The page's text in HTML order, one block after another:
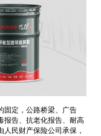
固定，公路桥梁、广告
报告、抗老化报告、耐高
民财产保险公司承保，